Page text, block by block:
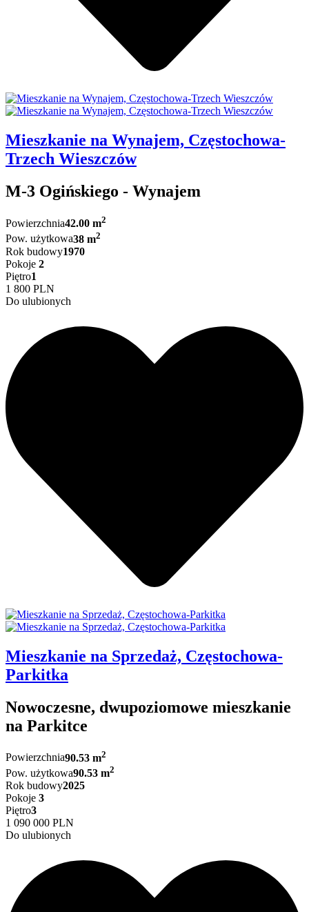
Mieszkanie na Wynajem, Częstochowa-
Trzech Wieszczów
M-3 Ogińskiego - Wynajem
Powierzchnia42.00 m2
Pow. użytkowa38 m2
Rok budowy1970
Pokoje 2
Piętro1
1 800 PLN
Do ulubionych
Mieszkanie na Sprzedaż, Częstochowa-
Parkitka
Nowoczesne, dwupoziomowe mieszkanie
na Parkitce
Powierzchnia90.53 m2
Pow. użytkowa90.53 m2
Rok budowy2025
Pokoje 3
Piętro3
1 090 000 PLN
Do ulubionych